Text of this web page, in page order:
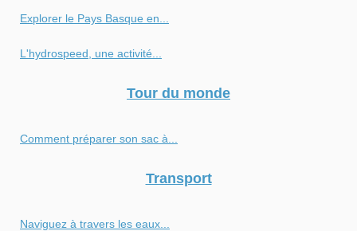
Explorer le Pays Basque en...
L'hydrospeed, une activité...
Tour du monde
Comment préparer son sac à...
Transport
Naviguez à travers les eaux...